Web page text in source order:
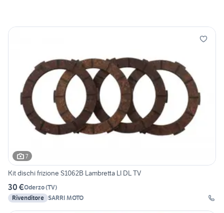
7
Kit dischi frizione S1062B Lambretta LI DL TV
30 €Oderzo(TV)
Rivenditore SARRI MOTO